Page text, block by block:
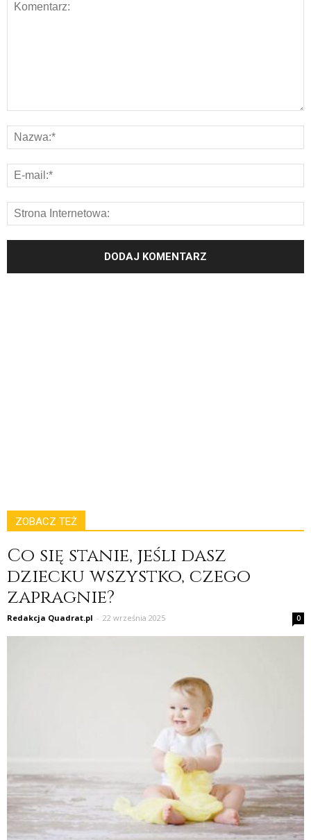
ZOBACZ TEŻ
Co się stanie, jeśli dasz
dziecku wszystko, czego
zapragnie?
Redakcja Quadrat.pl - 22 września 2025 0